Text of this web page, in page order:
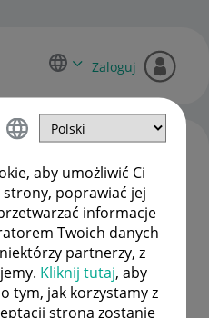
aby umożliwić Ci
strony, poprawiać jej
informacje
Twoich danych
partnerzy, z
Kliknij tutaj, aby
tym, jak korzystamy z
strona zostanie
Zaloguj
wyprz